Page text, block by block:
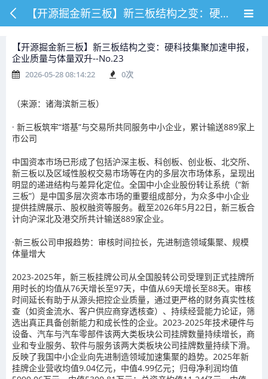
【开源掘金新三板】新三板结构之变：硬科技集聚加速申报，企业质量与体量双升--No.23
【开源掘金新三板】新三板结构之变：硬科技集聚加速申报，
企业质量与体量双升--No.23
2026-05-28 08:14:22 0次
（来源：诸海滨新三板）
· 新三板筑牢“塔基”与交易所共同服务中小企业，累计输送889家上
市公司
中国资本市场已形成了包括沪深主板、科创板、创业板、北交所、
新三板以及区域性股权交易市场等在内的多层次市场体系，呈现出
明显的递进结构与差异化定位。全国中小企业股份转让系统（“新
三板”）是中国多层次资本市场的重要组成部分，为众多中小企业
提供挂牌展示、股权融资等服务。 截至2026年5月22日，新三板合
计向沪深北及港交所共计输送889家企业。
·新三板公司申报趋势：审核时间拉长，先进制造领域集聚、规模
体量增大
2023-2025年， 新三板挂牌公司从全国股转公司受理到正式挂牌所
用时长的均值从76天增长至97天，中值从69天增长至88天。审核
时间延长有助于从源头把控企业质量，通过更严格的财务真实性核
查（如资金流水、客户供应商穿透核查）、持续经营能力论证，筛
选出真正具备创新能力和成长性的企业。 2023-2025年技术硬件与
设备、汽车与汽车零部件该两大类板块公司挂牌数量持续增长，商
业和专业服务、软件与服务该两大类板块公司挂牌数量持续下滑。
反映了我国中小企业向先进制造领域加速集聚的趋势。 2025年新
挂牌企业营收均值9.04亿元，中值4.99亿元；归母净利润均值